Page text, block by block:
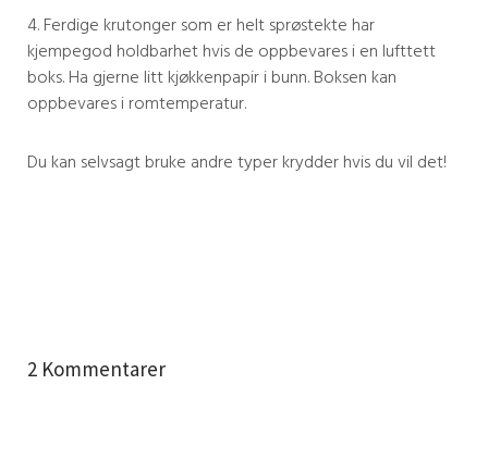
4. Ferdige krutonger som er helt sprøstekte har
kjempegod holdbarhet hvis de oppbevares i en lufttett
boks. Ha gjerne litt kjøkkenpapir i bunn. Boksen kan
oppbevares i romtemperatur.
Du kan selvsagt bruke andre typer krydder hvis du vil det!
2 Kommentarer